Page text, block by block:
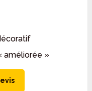
améliorée »